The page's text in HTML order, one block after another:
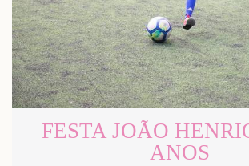
FESTA JOÃO
ANOS